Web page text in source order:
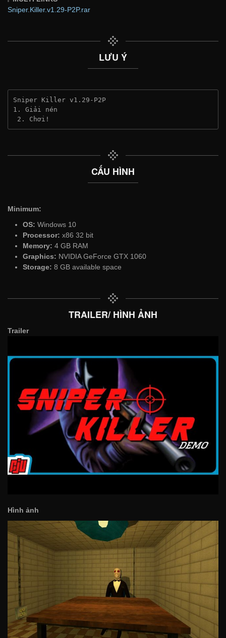
Sniper.Killer.v1.29-P2P.rar
LƯU Ý
Sniper Killer v1.29-P2P
1. Giải nén
2. Chơi!
CẤU HÌNH
Minimum:
OS: Windows 10
Processor: x86 32 bit
Memory: 4 GB RAM
Graphics: NVIDIA GeForce GTX 1060
Storage: 8 GB available space
TRAILER/ HÌNH ẢNH
Trailer
Hình ảnh